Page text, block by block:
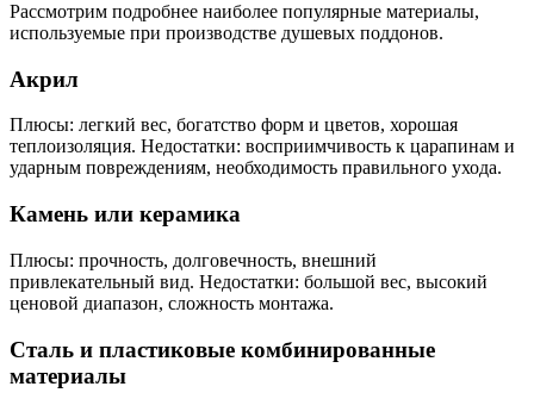
Рассмотрим подробнее наиболее популярные материалы,
используемые при производстве душевых поддонов.
Акрил
Плюсы: легкий вес, богатство форм и цветов, хорошая
теплоизоляция. Недостатки: восприимчивость к царапинам и
ударным повреждениям, необходимость правильного ухода.
Камень или керамика
Плюсы: прочность, долговечность, внешний
привлекательный вид. Недостатки: большой вес, высокий
ценовой диапазон, сложность монтажа.
Сталь и пластиковые комбинированные
материалы